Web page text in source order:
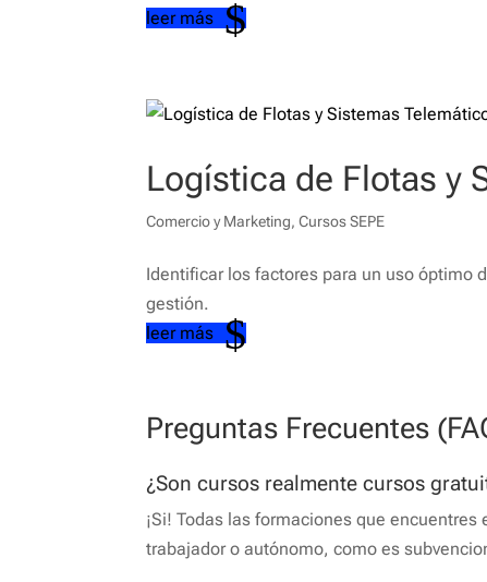
leer más
Logística de Flotas y
Comercio y Marketing,Cursos SEPE
Identificar los factores para un uso óptimo
gestión.
leer más
Preguntas Frecuentes
¿Son cursos realmente cursos
¡Si! Todas las formaciones que
trabajador o autónomo, como es